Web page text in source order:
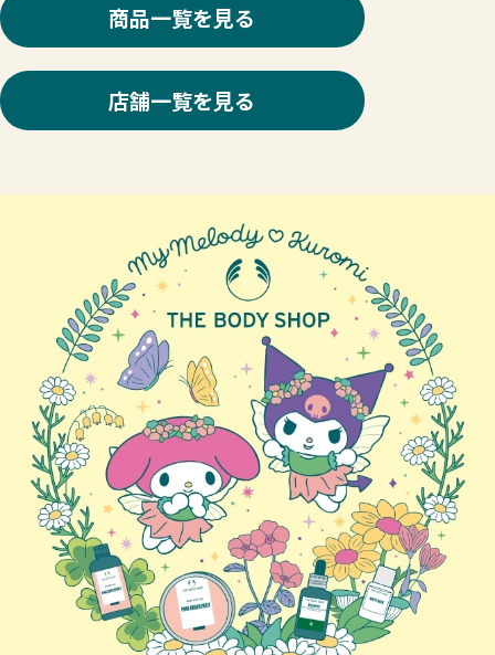
商品一覧を見る
店舗一覧を見る